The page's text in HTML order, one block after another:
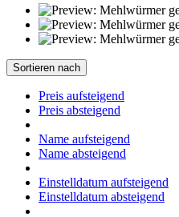
Sortieren nach
Preis aufsteigend
Preis absteigend
Name aufsteigend
Name absteigend
Einstelldatum aufsteigend
Einstelldatum absteigend